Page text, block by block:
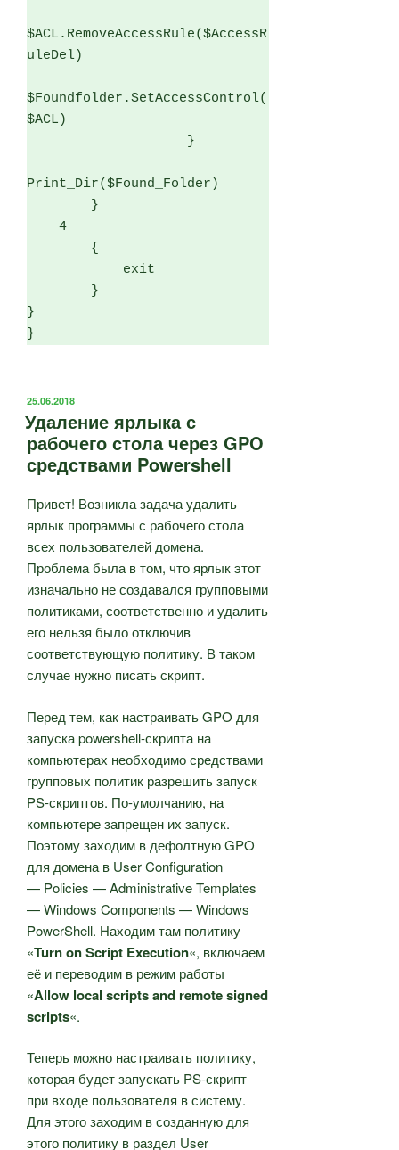
$ACL.RemoveAccessRule($AccessR
uleDel)
$Foundfolder.SetAccessControl(
$ACL)
Print_Dir($Found_Folder)
}
}
ОПУБЛИКОВАНО
25.06.2018
Удаление ярлыка с
рабочего стола через GPO
средствами Powershell
Привет! Возникла задача удалить
ярлык программы с рабочего стола
всех пользователей домена.
Проблема была в том, что ярлык этот
изначально не создавался групповыми
политиками, соответственно и удалить
его нельзя было отключив
соответствующую политику. В таком
случае нужно писать скрипт.
Перед тем, как настраивать GPO для
запуска powershell-скрипта на
компьютерах необходимо средствами
групповых политик разрешить запуск
PS-скриптов. По-умолчанию, на
компьютере запрещен их запуск.
Поэтому заходим в дефолтную GPO
для домена в User Configuration
— Policies — Administrative Templates
— Windows Components — Windows
PowerShell. Находим там политику
«Turn on Script Execution«, включаем
её и переводим в режим работы
«Allow local scripts and remote signed
scripts«.
Теперь можно настраивать политику,
которая будет запускать PS-скрипт
при входе пользователя в систему.
Для этого заходим в созданную для
этого политику в раздел User